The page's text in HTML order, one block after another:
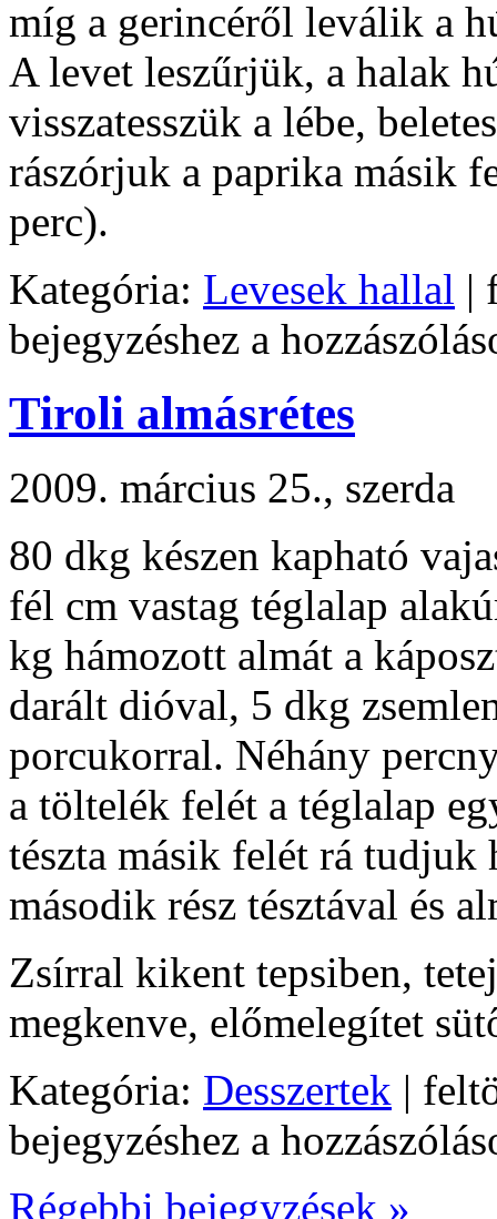
míg a gerincéről leválik a
A levet leszűrjük, a halak
visszatesszük a lébe,
rászórjuk a paprika másik
perc).
Kategória: Levesek hallal |
bejegyzéshez a
Tiroli almásrétes
2009. március 25., szerda
80 dkg készen kapható
fél cm vastag téglalap
kg hámozott almát a
darált dióval, 5 dkg
porcukorral. Néhány
a töltelék felét a téglalap
tészta másik felét rá tudjuk
második rész tésztával és
Zsírral kikent tepsiben,
megkenve, előmelegítet
Kategória: Desszertek |
bejegyzéshez a
Régebbi bejegyzések »